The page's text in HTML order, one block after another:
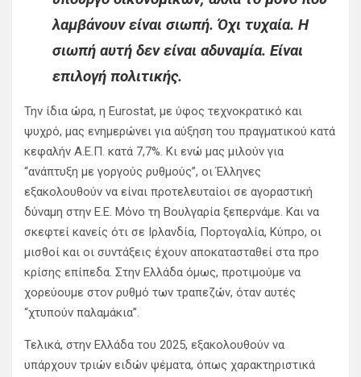
λαμβάνουν είναι σιωπή. Όχι τυχαία. Η
σιωπή αυτή δεν είναι αδυναμία. Είναι
επιλογή πολιτικής.
Την ίδια ώρα, η Eurostat, με ύφος τεχνοκρατικό και
ψυχρό, μας ενημερώνει για αύξηση του πραγματικού κατά
κεφαλήν Α.Ε.Π. κατά 7,7%. Κι ενώ μας μιλούν για
“ανάπτυξη με γοργούς ρυθμούς”, οι Έλληνες
εξακολουθούν να είναι προτελευταίοι σε αγοραστική
δύναμη στην Ε.Ε. Μόνο τη Βουλγαρία ξεπερνάμε. Και να
σκεφτεί κανείς ότι σε Ιρλανδία, Πορτογαλία, Κύπρο, οι
μισθοί και οι συντάξεις έχουν αποκατασταθεί στα προ
κρίσης επίπεδα. Στην Ελλάδα όμως, προτιμούμε να
χορεύουμε στον ρυθμό των τραπεζών, όταν αυτές
“χτυπούν παλαμάκια”.
Τελικά, στην Ελλάδα του 2025, εξακολουθούν να
υπάρχουν τριών ειδών ψέματα, όπως χαρακτηριστικά